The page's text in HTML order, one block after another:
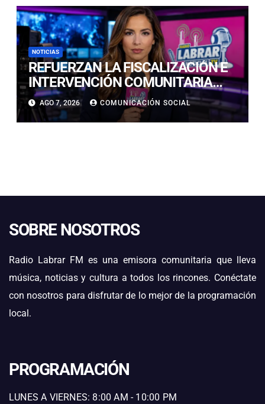
NOTICIAS
REFUERZAN LA FISCALIZACIÓN E
INTERVENCIÓN COMUNITARIA
CON OPERATIVO CONJUNTO EN
CALDERA
AGO 7, 2026 COMUNICACIÓN SOCIAL
SOBRE NOSOTROS
Radio Labrar FM es una emisora comunitaria que lleva
música, noticias y cultura a todos los rincones. Conéctate
con nosotros para disfrutar de lo mejor de la programación
local.
PROGRAMACIÓN
LUNES A VIERNES: 8:00 AM - 10:00 PM